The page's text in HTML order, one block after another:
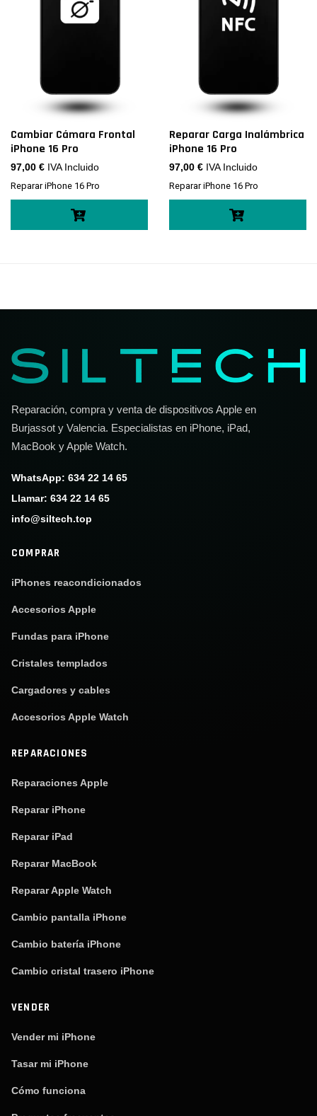
Cambiar Cámara Frontal
iPhone 16 Pro
97,00 € IVA Incluido
Reparar iPhone 16 Pro
Reparar Carga Inalámbrica
iPhone 16 Pro
97,00 € IVA Incluido
Reparar iPhone 16 Pro
Reparación, compra y venta de dispositivos Apple en
Burjassot y Valencia. Especialistas en iPhone, iPad,
MacBook y Apple Watch.
WhatsApp: 634 22 14 65
Llamar: 634 22 14 65
info@siltech.top
COMPRAR
iPhones reacondicionados
Accesorios Apple
Fundas para iPhone
Cristales templados
Cargadores y cables
Accesorios Apple Watch
REPARACIONES
Reparaciones Apple
Reparar iPhone
Reparar iPad
Reparar MacBook
Reparar Apple Watch
Cambio pantalla iPhone
Cambio batería iPhone
Cambio cristal trasero iPhone
VENDER
Vender mi iPhone
Tasar mi iPhone
Cómo funciona